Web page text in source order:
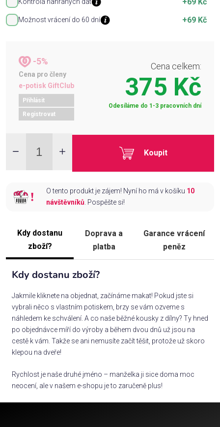
Možnost vrácení do 60 dní +69 Kč
-5%
Cena pro členy
e-potisk GiftClub
Přihlásit
Registrovat
Cena celkem:
375 Kč
Odesíláme do 1-3 pracovních dní
Koupit
O tento produkt je zájem! Nyní ho má v košíku 10
návštěvníků. Pospěšte si!
Kdy dostanu
zboží?
Doprava a
platba
Garance vrácení
peněz
Kdy dostanu zboží?
Jakmile kliknete na objednat, začínáme makat! Pokud jste si
vybrali něco s vlastním potiskem, brzy se vám ozveme s
náhledem ke schválení. A co naše běžné kousky z dílny? Ty hned
po objednávce míří do výroby a během dvou dnů už jsou na
cestě k vám. Takže se ani nemusíte začít těšit, protože už skoro
klepou na dveře!
Rychlost je naše druhé jméno – manželka ji sice doma moc
neocení, ale v našem e-shopu je to zaručeně plus!